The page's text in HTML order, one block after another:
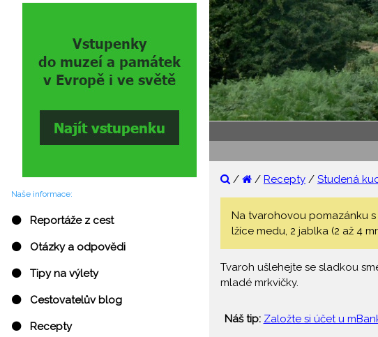
Naše informace:
⚫ Reportáže z cest
⚫ Otázky a odpovědi
⚫ Tipy na výlety
⚫ Cestovatelův blog
⚫ Recepty
/ / Recepty / Studená
Na tvarohovou pomazánku
lžíce medu, 2 jablka (2 až 4
Tvaroh ušlehejte se sladkou
mladé mrkvičky.
Náš tip: Založte si účet u